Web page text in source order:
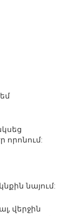
որոնում:
նայում:
վերջին